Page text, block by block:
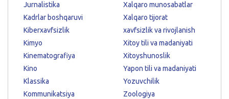
Jurnalistika
Kadrlar boshqaruvi
Kiberxavfsizlik
Kimyo
Kinematografiya
Kino
Klassika
Kommunikatsiya
Xalqaro munosabatlar
Xalqaro tijorat
xavfsizlik va rivojlanish
Xitoy tili va madaniyati
Xitoyshunoslik
Yapon tili va madaniyati
Yozuvchilik
Zoologiya